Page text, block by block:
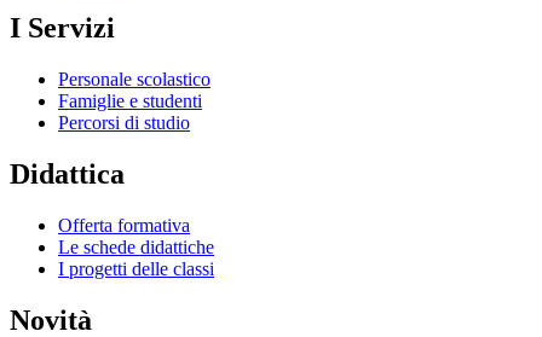
I Servizi
Personale scolastico
Famiglie e studenti
Percorsi di studio
Didattica
Offerta formativa
Le schede didattiche
I progetti delle classi
Novità